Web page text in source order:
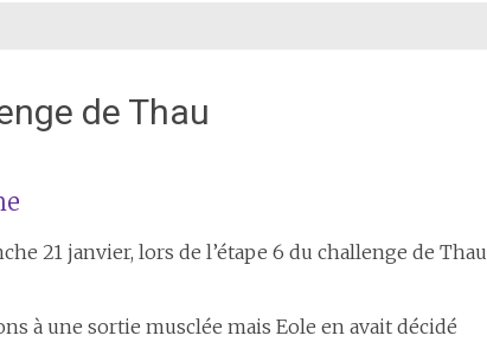
de Thau
21 janvier, lors de l’étape 6 du challenge de Thau
à une sortie musclée mais Eole en avait décidé